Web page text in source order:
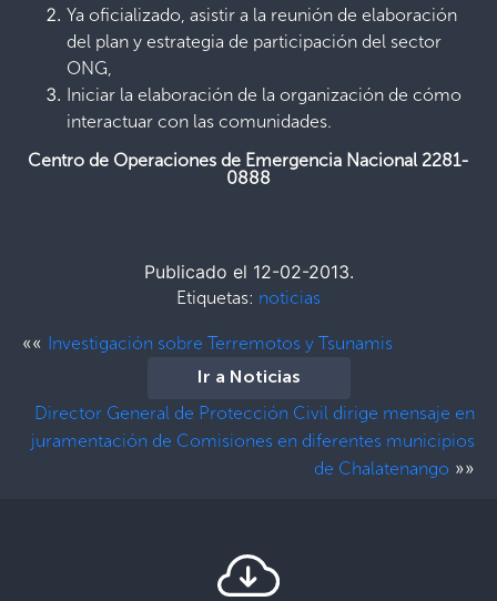
Ya oficializado, asistir a la reunión de elaboración
del plan y estrategia de participación del sector
ONG,
Iniciar la elaboración de la organización de cómo
interactuar con las comunidades.
Centro de Operaciones de Emergencia Nacional 2281-
0888
Publicado el 12-02-2013.
Etiquetas: noticias
«« Investigación sobre Terremotos y Tsunamis
Ir a Noticias
Director General de Protección Civil dirige mensaje en
juramentación de Comisiones en diferentes municipios
de Chalatenango »»